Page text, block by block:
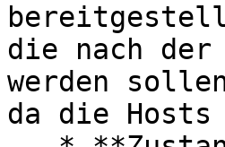
die nach
werden
da die